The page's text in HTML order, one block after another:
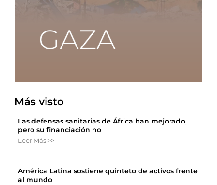
Más visto
Las defensas sanitarias de África han mejorado,
pero su financiación no
Leer Más >>
América Latina sostiene quinteto de activos frente
al mundo